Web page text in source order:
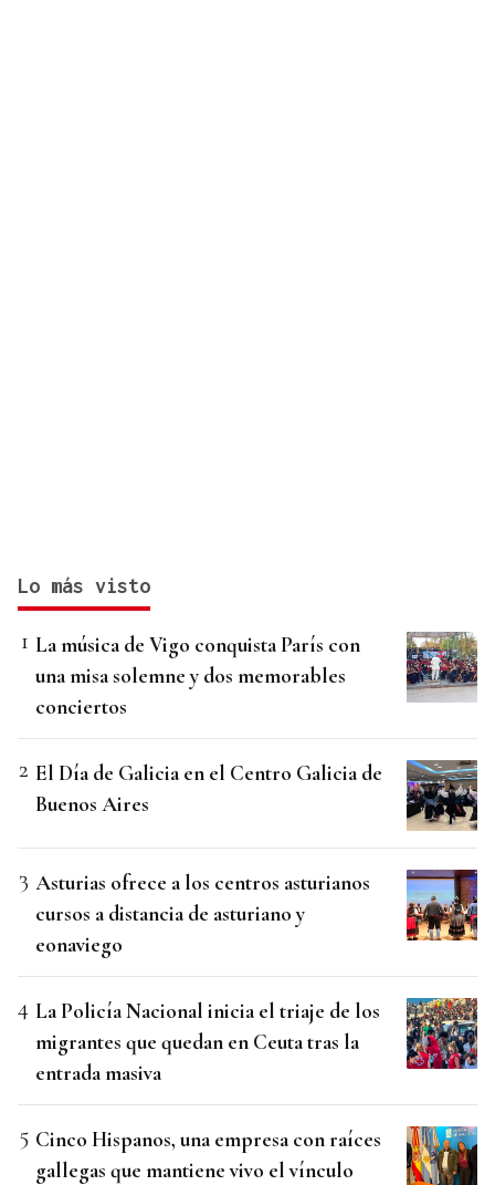
Lo más visto
La música de Vigo conquista París con
una misa solemne y dos memorables
conciertos
El Día de Galicia en el Centro Galicia de
Buenos Aires
Asturias ofrece a los centros asturianos
cursos a distancia de asturiano y
eonaviego
La Policía Nacional inicia el triaje de los
migrantes que quedan en Ceuta tras la
entrada masiva
Cinco Hispanos, una empresa con raíces
gallegas que mantiene vivo el vínculo